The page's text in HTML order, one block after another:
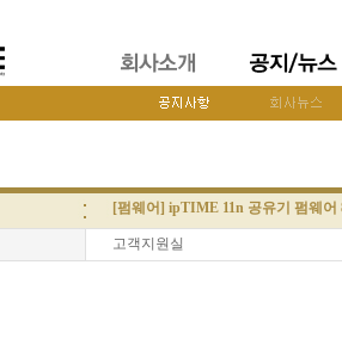
[펌웨어] ipTIME 11n 공유기 펌웨어
고객지원실